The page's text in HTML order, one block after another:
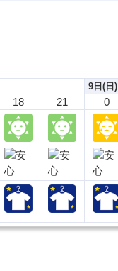
18 21
9日(日)
0